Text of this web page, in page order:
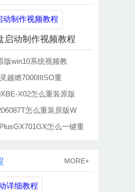
启动制作视频教程
版win10系统视频教
越燃7000IIISO重
X02怎么重装原版
怎么重装原版W
怎么一键重
MORE+